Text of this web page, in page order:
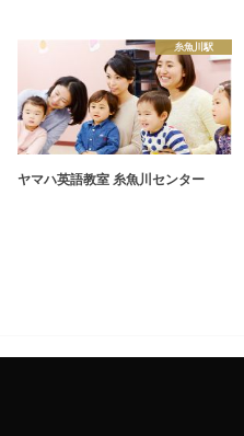
糸魚川駅
ヤマハ英語教室 糸魚川センター